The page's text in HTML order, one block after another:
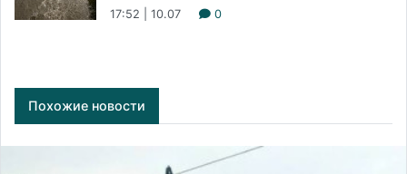
17:52 | 10.07 0
Похожие новости